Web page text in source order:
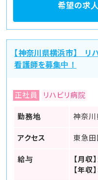
希望の求
【神奈川県横浜市】 リ
看護師を募集中！
正社員 リハビリ病院
勤務地 神奈
アクセス 東急
給与
【月
【年